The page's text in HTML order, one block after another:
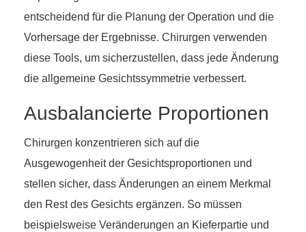
entscheidend für die Planung der Operation und die
Vorhersage der Ergebnisse. Chirurgen verwenden
diese Tools, um sicherzustellen, dass jede Änderung
die allgemeine Gesichtssymmetrie verbessert.
Ausbalancierte Proportionen
Chirurgen konzentrieren sich auf die
Ausgewogenheit der Gesichtsproportionen und
stellen sicher, dass Änderungen an einem Merkmal
den Rest des Gesichts ergänzen. So müssen
beispielsweise Veränderungen an Kieferpartie und